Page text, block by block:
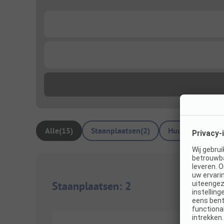
Alle(15) Staanplaatsen(2)
Staanplaatsen: 2 1/8